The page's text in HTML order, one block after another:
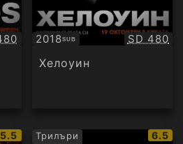
2018SUB
Субтитри SD 480
Хелоуин
IMDb
5.5 Трилъри
IMDb
6.5